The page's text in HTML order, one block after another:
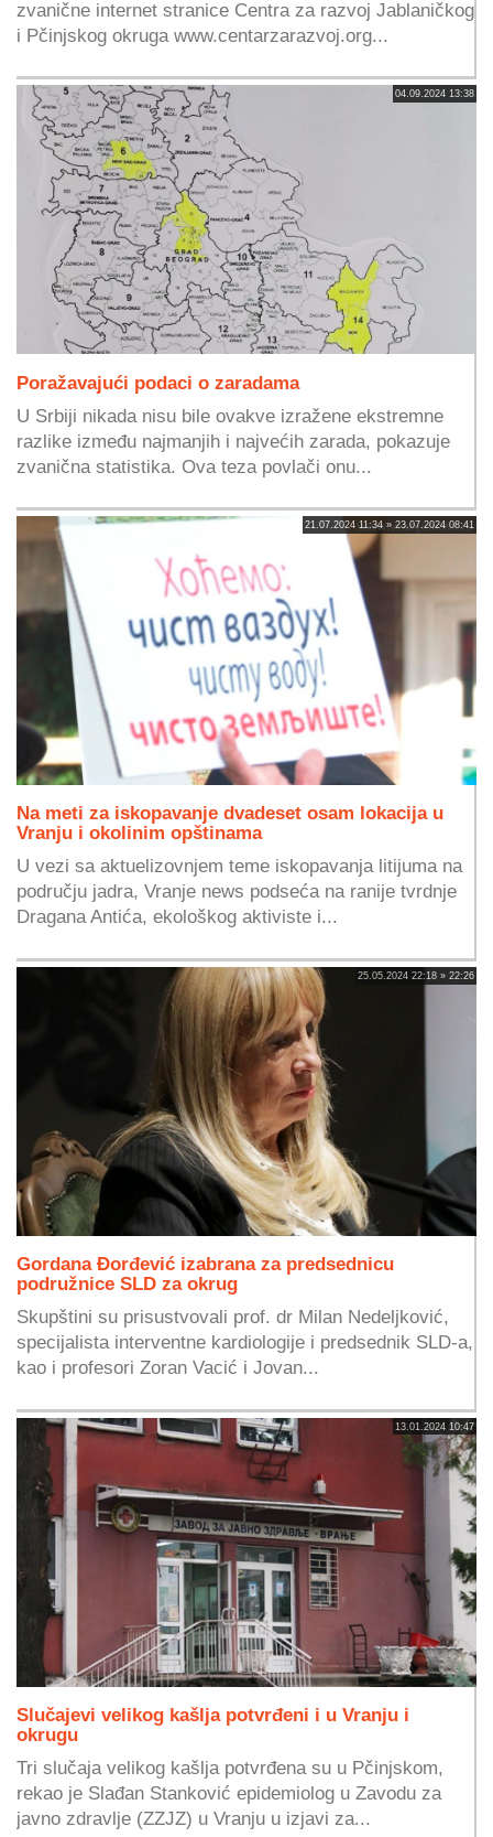
zvanične internet stranice Centra za razvoj Jablaničkog
i Pčinjskog okruga www.centarzarazvoj.org...
04.09.2024 13:38
Poražavajući podaci o zaradama
U Srbiji nikada nisu bile ovakve izražene ekstremne
razlike između najmanjih i najvećih zarada, pokazuje
zvanična statistika. Ova teza povlači onu...
21.07.2024 11:34 » 23.07.2024 08:41
Na meti za iskopavanje dvadeset osam lokacija u
Vranju i okolinim opštinama
U vezi sa aktuelizovnjem teme iskopavanja litijuma na
području jadra, Vranje news podseća na ranije tvrdnje
Dragana Antića, ekološkog aktiviste i...
25.05.2024 22:18 » 22:26
Gordana Đorđević izabrana za predsednicu
podružnice SLD za okrug
Skupštini su prisustvovali prof. dr Milan Nedeljković,
specijalista interventne kardiologije i predsednik SLD-a,
kao i profesori Zoran Vacić i Jovan...
13.01.2024 10:47
Slučajevi velikog kašlja potvrđeni i u Vranju i
okrugu
Tri slučaja velikog kašlja potvrđena su u Pčinjskom,
rekao je Slađan Stanković epidemiolog u Zavodu za
javno zdravlje (ZZJZ) u Vranju u izjavi za...